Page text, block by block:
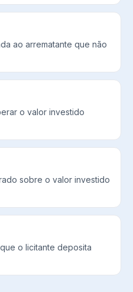
ao arrematante que não
o valor investido
sobre o valor investido
o licitante deposita